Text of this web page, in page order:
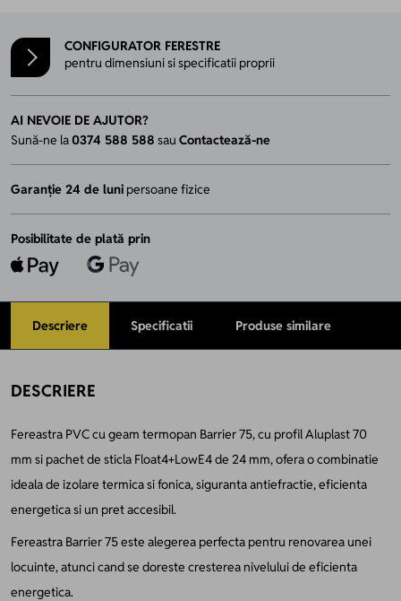
CONFIGURATOR FERESTRE
pentru dimensiuni si specificatii proprii
AI NEVOIE DE AJUTOR?
Sună-ne la0374 588 588 sauContactează-ne
Garanție 24 de luni persoane fizice
Posibilitate de plată prin
Descriere Specificatii Produse similare
DESCRIERE
Fereastra PVC cu geam termopan Barrier 75, cu profil Aluplast 70
mm si pachet de sticla Float4+LowE4 de 24 mm, ofera o combinatie
ideala de izolare termica si fonica, siguranta antiefractie, eficienta
energetica si un pret accesibil.
Fereastra Barrier 75 este alegerea perfecta pentru renovarea unei
locuinte, atunci cand se doreste cresterea nivelului de eficienta
energetica.